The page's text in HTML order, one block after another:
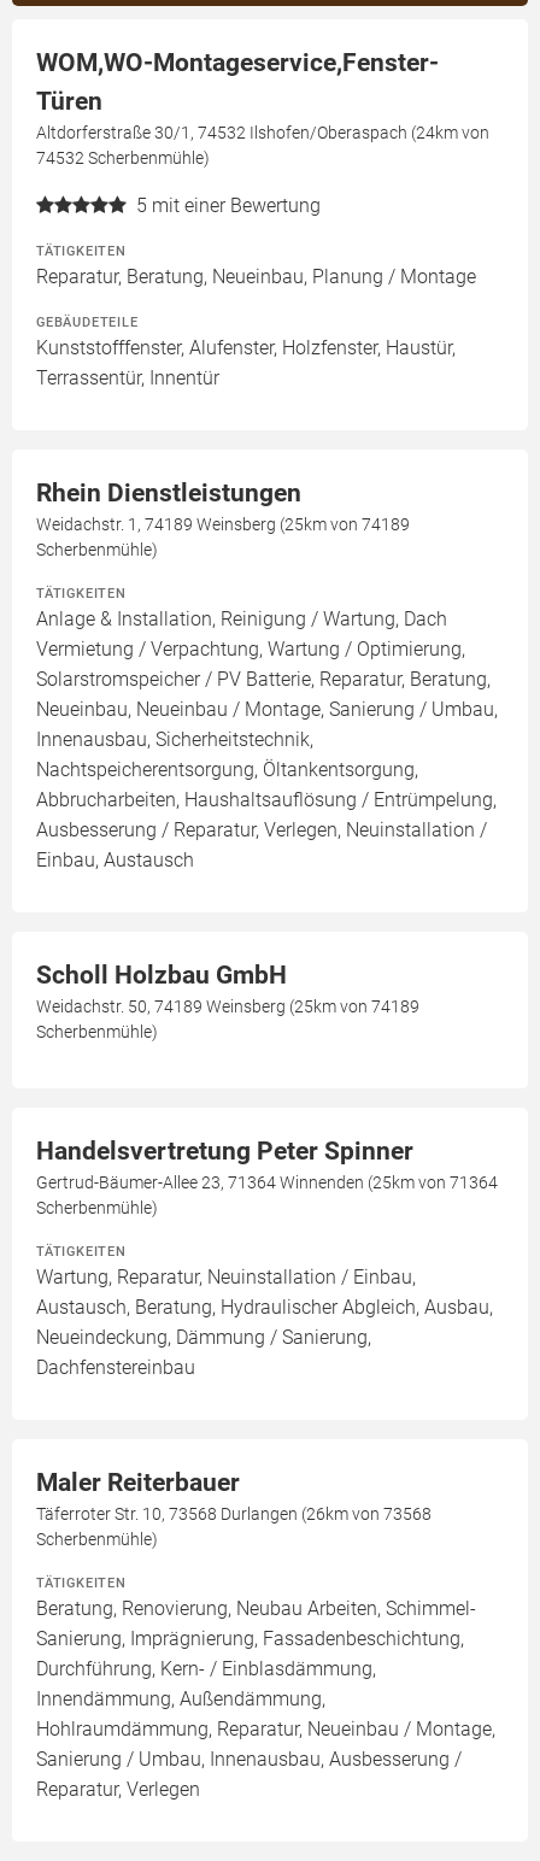
WOM,WO-Montageservice,Fenster-
Türen
Altdorferstraße 30/1, 74532 Ilshofen/Oberaspach (24km von
74532 Scherbenmühle)
5 mit einer Bewertung
TÄTIGKEITEN
Reparatur, Beratung, Neueinbau, Planung / Montage
GEBÄUDETEILE
Kunststofffenster, Alufenster, Holzfenster, Haustür,
Terrassentür, Innentür
Rhein Dienstleistungen
Weidachstr. 1, 74189 Weinsberg (25km von 74189
Scherbenmühle)
TÄTIGKEITEN
Anlage & Installation, Reinigung / Wartung, Dach
Vermietung / Verpachtung, Wartung / Optimierung,
Solarstromspeicher / PV Batterie, Reparatur, Beratung,
Neueinbau, Neueinbau / Montage, Sanierung / Umbau,
Innenausbau, Sicherheitstechnik,
Nachtspeicherentsorgung, Öltankentsorgung,
Abbrucharbeiten, Haushaltsauflösung / Entrümpelung,
Ausbesserung / Reparatur, Verlegen, Neuinstallation /
Einbau, Austausch
Scholl Holzbau GmbH
Weidachstr. 50, 74189 Weinsberg (25km von 74189
Scherbenmühle)
Handelsvertretung Peter Spinner
Gertrud-Bäumer-Allee 23, 71364 Winnenden (25km von 71364
Scherbenmühle)
TÄTIGKEITEN
Wartung, Reparatur, Neuinstallation / Einbau,
Austausch, Beratung, Hydraulischer Abgleich, Ausbau,
Neueindeckung, Dämmung / Sanierung,
Dachfenstereinbau
Maler Reiterbauer
Täferroter Str. 10, 73568 Durlangen (26km von 73568
Scherbenmühle)
TÄTIGKEITEN
Beratung, Renovierung, Neubau Arbeiten, Schimmel-
Sanierung, Imprägnierung, Fassadenbeschichtung,
Durchführung, Kern- / Einblasdämmung,
Innendämmung, Außendämmung,
Hohlraumdämmung, Reparatur, Neueinbau / Montage,
Sanierung / Umbau, Innenausbau, Ausbesserung /
Reparatur, Verlegen